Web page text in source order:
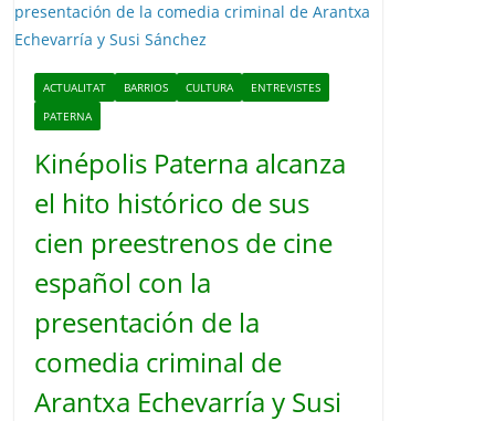
ACTUALITAT BARRIOS CULTURA
ENTREVISTES
PATERNA
Kinépolis Paterna alcanza
el hito histórico de sus
cien preestrenos de cine
español con la
presentación de la
comedia criminal de
Arantxa Echevarría y Susi